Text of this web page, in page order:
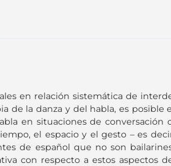
en relación sistemática de
la danza y del habla, es
en situaciones de
el espacio y el gesto – es
de español que no son
con respecto a estos aspectos